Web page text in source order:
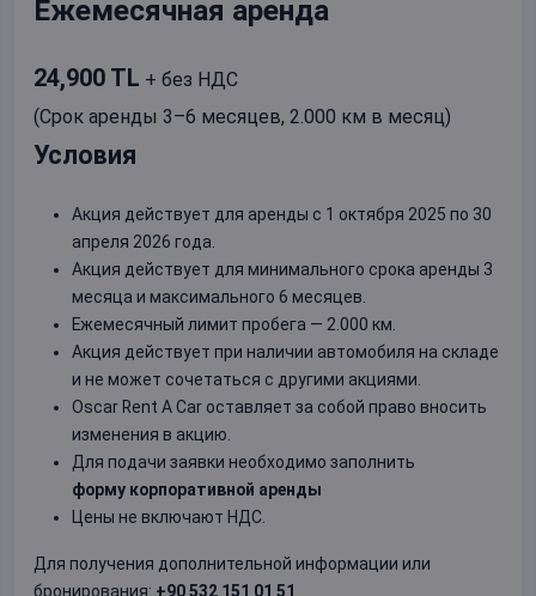
Ежемесячная аренда
24,900 TL + без НДС
(Срок аренды 3–6 месяцев, 2.000 км в месяц)
Условия
Акция действует для аренды с 1 октября 2025 по 30
апреля 2026 года.
Акция действует для минимального срока аренды 3
месяца и максимального 6 месяцев.
Ежемесячный лимит пробега — 2.000 км.
Акция действует при наличии автомобиля на складе
и не может сочетаться с другими акциями.
Oscar Rent A Car оставляет за собой право вносить
изменения в акцию.
Для подачи заявки необходимо заполнить
форму корпоративной аренды
Цены не включают НДС.
Для получения дополнительной информации или
бронирования: +90 532 151 01 51